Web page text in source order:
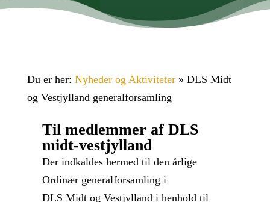
Du er her: Nyheder og Aktiviteter» DLS Midt
og Vestjylland generalforsamling
Til medlemmer af DLS
midt-vestjylland
Der indkaldes hermed til den årlige
Ordinær generalforsamling i
DLS Midt og Vestjylland i henhold til